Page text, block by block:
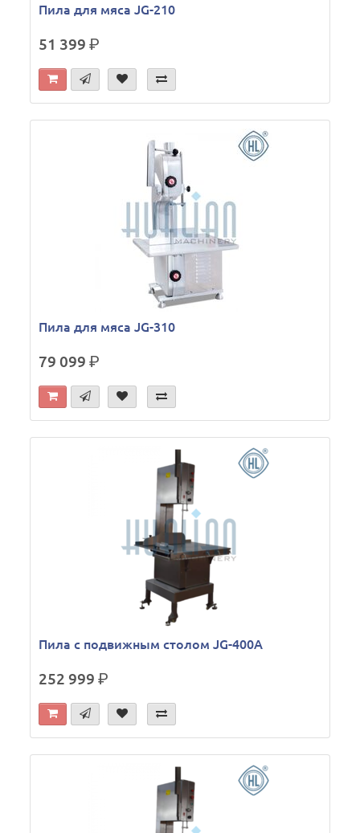
Пила для мяса JG-210
51 399р.
Пила для мяса JG-310
79 099р.
Пила с подвижным столом JG-400A
252 999р.